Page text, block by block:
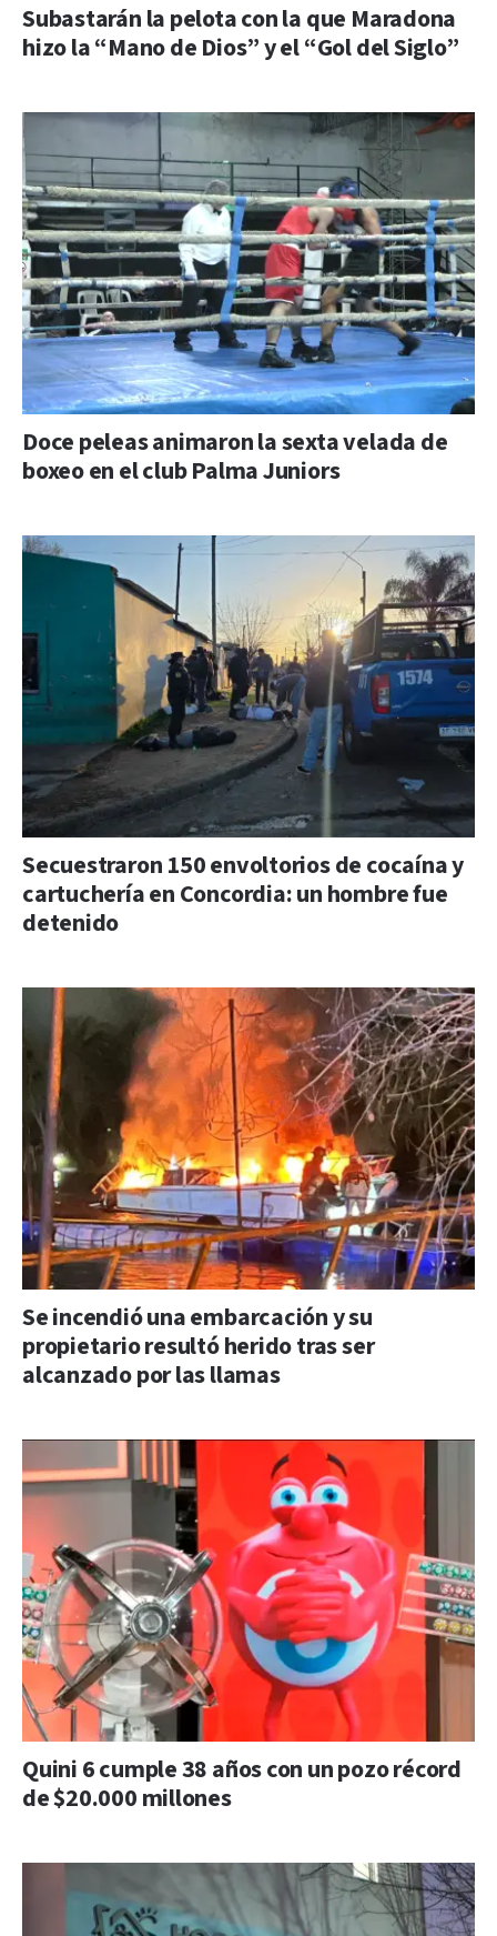
Subastarán la pelota con la que Maradona
hizo la “Mano de Dios” y el “Gol del Siglo”
Doce peleas animaron la sexta velada de
boxeo en el club Palma Juniors
Secuestraron 150 envoltorios de cocaína y
cartuchería en Concordia: un hombre fue
detenido
Se incendió una embarcación y su
propietario resultó herido tras ser
alcanzado por las llamas
Quini 6 cumple 38 años con un pozo récord
de $20.000 millones